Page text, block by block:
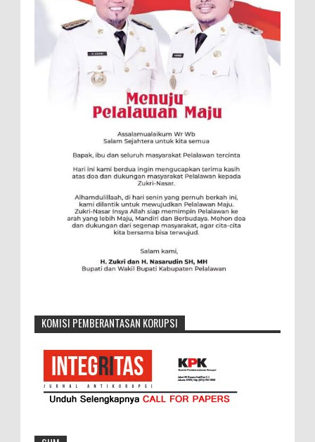
KOMISI PEMBERANTASAN KORUPSI